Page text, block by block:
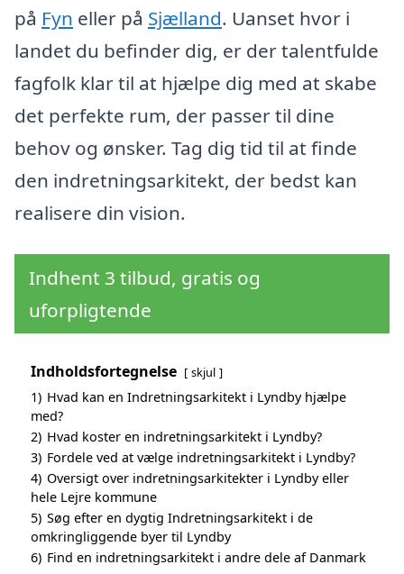
på Fyn eller på Sjælland. Uanset hvor i
landet du befinder dig, er der talentfulde
fagfolk klar til at hjælpe dig med at skabe
det perfekte rum, der passer til dine
behov og ønsker. Tag dig tid til at finde
den indretningsarkitekt, der bedst kan
realisere din vision.
Indhent 3 tilbud, gratis og
uforpligtende
Indholdsfortegnelse skjul
1) Hvad kan en Indretningsarkitekt i Lyndby hjælpe
med?
2) Hvad koster en indretningsarkitekt i Lyndby?
3) Fordele ved at vælge indretningsarkitekt i Lyndby?
4) Oversigt over indretningsarkitekter i Lyndby eller
hele Lejre kommune
5) Søg efter en dygtig Indretningsarkitekt i de
omkringliggende byer til Lyndby
6) Find en indretningsarkitekt i andre dele af Danmark